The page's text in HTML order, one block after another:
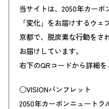
当サイトは、2050年カー
「変化」をお届けするウェ
京都で、脱炭素な行動をさ
お届けしています。
右下のQRコードから詳細を
○VISIONパンフレット
2050年カーボンニュートラ